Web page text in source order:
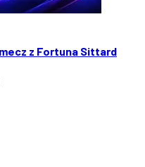
z Fortuna Sittard